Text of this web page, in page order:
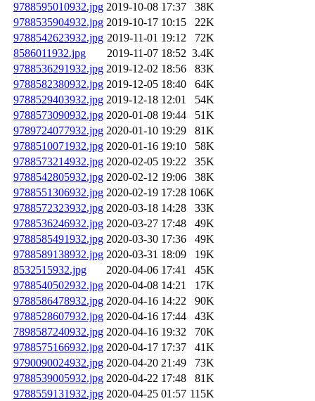
9788595010932.jpg 2019-10-08 17:37
38K
9788535904932.jpg 2019-10-17 10:15
22K
9788542623932.jpg 2019-11-01 19:12
72K
8586011932.jpg
2019-11-07 18:52 3.4K
9788536291932.jpg 2019-12-02 18:56
83K
9788582380932.jpg 2019-12-05 18:40
64K
9788529403932.jpg 2019-12-18 12:01
54K
9788573090932.jpg 2020-01-08 19:44
51K
9789724077932.jpg 2020-01-10 19:29
81K
9788510071932.jpg 2020-01-16 19:10
58K
9788573214932.jpg 2020-02-05 19:22
35K
9788542805932.jpg 2020-02-12 19:06
38K
9788551306932.jpg 2020-02-19 17:28 106K
9788572323932.jpg 2020-03-18 14:28
33K
9788536246932.jpg 2020-03-27 17:48
49K
9788585491932.jpg 2020-03-30 17:36
49K
9788589138932.jpg 2020-03-31 18:09
19K
8532515932.jpg
2020-04-06 17:41
45K
9788540502932.jpg 2020-04-08 14:21
17K
9788586478932.jpg 2020-04-16 14:22
90K
9788528607932.jpg 2020-04-16 17:44
43K
7898587240932.jpg 2020-04-16 19:32
70K
9788575166932.jpg 2020-04-17 17:37
41K
9790090024932.jpg 2020-04-20 21:49
73K
9788539005932.jpg 2020-04-22 17:48
81K
9788559131932.jpg 2020-04-25 01:57 115K